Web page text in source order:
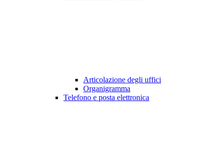
Articolazione degli uffici
Organigramma
Telefono e posta elettronica